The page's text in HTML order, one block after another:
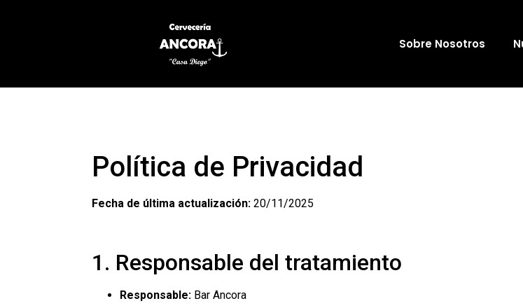
Sobre Nosotros
Política de Privacidad
Fecha de última actualización:20/11/2025
1. Responsable del tratamiento
Responsable:Bar Ancora